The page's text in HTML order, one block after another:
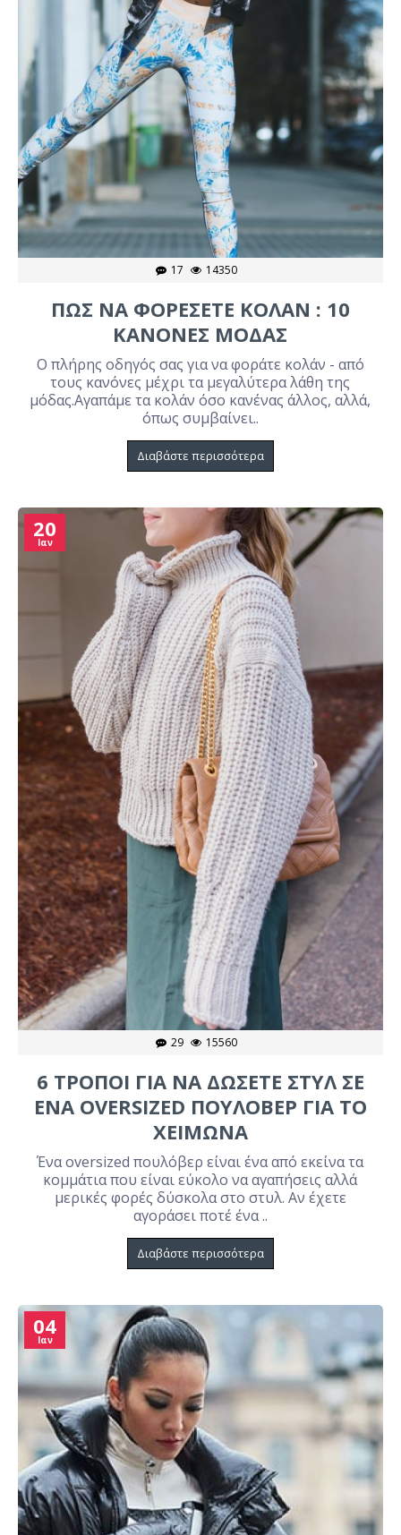
17 14350
ΠΩΣ ΝΑ ΦΟΡΕΣΕΤΕ ΚΟΛΑΝ : 10
ΚΑΝΟΝΕΣ ΜΟΔΑΣ
Ο πλήρης οδηγός σας για να φοράτε κολάν - από
τους κανόνες μέχρι τα μεγαλύτερα λάθη της
μόδας.Αγαπάμε τα κολάν όσο κανένας άλλος, αλλά,
όπως συμβαίνει..
Διαβάστε περισσότερα
20
Ιαν
29 15560
6 ΤΡΟΠΟΙ ΓΙΑ ΝΑ ΔΩΣΕΤΕ ΣΤΥΛ ΣΕ
ΕΝΑ OVERSIZED ΠΟΥΛΟΒΕΡ ΓΙΑ ΤΟ
ΧΕΙΜΩΝΑ
Ένα oversized πουλόβερ είναι ένα από εκείνα τα
κομμάτια που είναι εύκολο να αγαπήσεις αλλά
μερικές φορές δύσκολα στο στυλ. Αν έχετε
αγοράσει ποτέ ένα ..
Διαβάστε περισσότερα
04
Ιαν